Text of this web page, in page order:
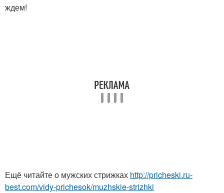
ждем!
Ещё читайте о мужских стрижках http://pricheski.ru-
best.com/vidy-prichesok/muzhskie-strizhki